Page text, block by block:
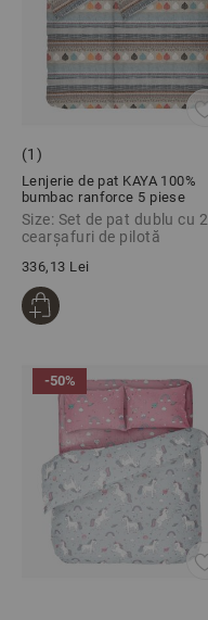
(1)
Lenjerie de pat KAYA 100%
bumbac ranforce 5 piese
Size: Set de pat dublu cu 2
cearșafuri de pilotă
336,13 Lei
-50%